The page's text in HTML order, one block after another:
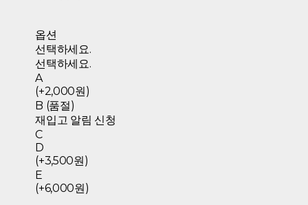
옵션
선택하세요.
선택하세요.
A
(+2,000원)
B (품절)
재입고 알림 신청
C
D
(+3,500원)
E
(+6,000원)